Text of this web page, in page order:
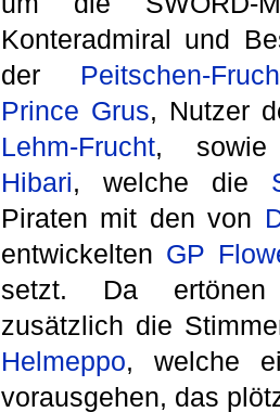
Konteradmiral und
der Peitschen-
Prince Grus, Nutzer
Lehm-Frucht, sowie
Hibari, welche die
Piraten mit den von
entwickelten GP
setzt. Da
zusätzlich die
Helmeppo, welche
vorausgehen, das